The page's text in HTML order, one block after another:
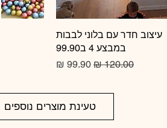
תצוגה מהירה
עיצוב חדר עם בלוני לבבות
במבצע 4 ב99.90
מחיר רגיל מחיר מבצע
טעינת מוצרים נוספים